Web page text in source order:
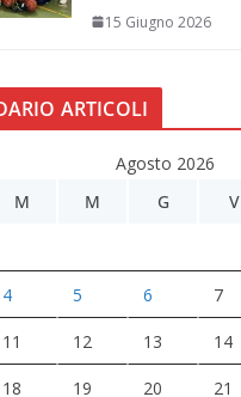
15 Giugno 2026
ARTICOLI
Agosto 2026
M M G V
4 5 6 7
11 12 13 14
18 19 20 21